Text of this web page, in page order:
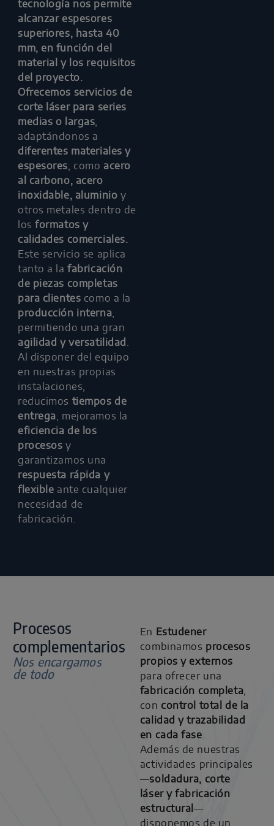
tecnología nos permite
alcanzar espesores
superiores, hasta 40
mm, en función del
material y los requisitos
del proyecto.
Ofrecemos servicios de
corte láser para series
medias o largas
adaptándonos a
diferentes materiales y
espesores , como acero
al carbono, acero
inoxidable, aluminio y
otros metales dentro de
losformatos y
calidades comerciales.
Este servicio se aplica
tanto a lafabricación
de piezas completas
para clientes como a la
producción interna
permitiendo una gran
agilidad y versatilidad
Al disponer del equipo
en nuestras propias
instalaciones,
reducimos tiempos de
entrega , mejoramos la
eficiencia de los
procesos y
garantizamos una
respuesta rápida y
flexible ante cualquier
necesidad de
fabricación.
Procesos
complementarios
Nos encargamos
de todo
En
Estudener
combinamos procesos
propios y externos
para ofrecer una
fabricación completa
con control total de la
calidad y trazabilidad
en cada fase
Además de nuestras
actividades principales
—soldadura, corte
láser y fabricación
estructural—
disponemos de un